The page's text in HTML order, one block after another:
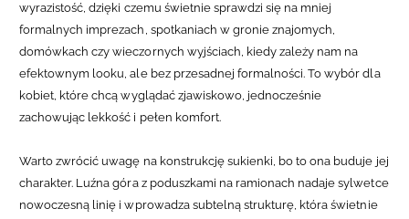
wyrazistość, dzięki czemu świetnie sprawdzi się na mniej
formalnych imprezach, spotkaniach w gronie znajomych,
domówkach czy wieczornych wyjściach, kiedy zależy nam na
efektownym looku, ale bez przesadnej formalności. To wybór dla
kobiet, które chcą wyglądać zjawiskowo, jednocześnie
zachowując lekkość i pełen komfort.
Warto zwrócić uwagę na konstrukcję sukienki, bo to ona buduje jej
charakter. Luźna góra z poduszkami na ramionach nadaje sylwetce
nowoczesną linię i wprowadza subtelną strukturę, która świetnie